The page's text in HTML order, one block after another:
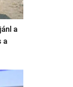
a
a